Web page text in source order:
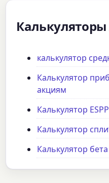
калькулятор
Калькулятор
акциям
Калькулятор ESPP
Калькулятор
Калькулятор